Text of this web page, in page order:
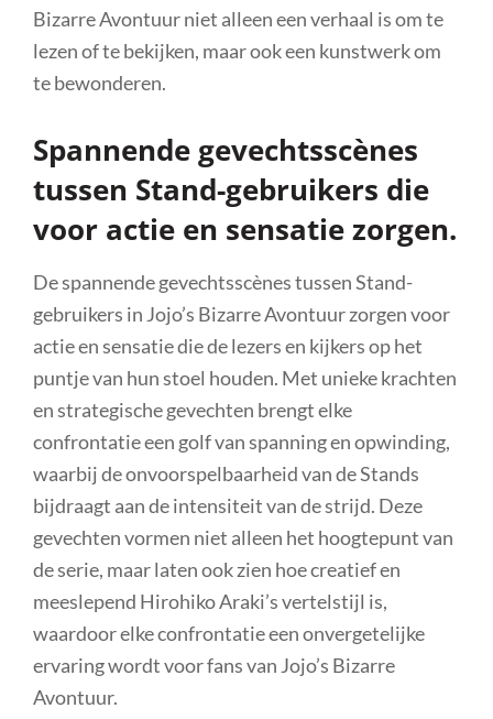
Bizarre Avontuur niet alleen een verhaal is om te
lezen of te bekijken, maar ook een kunstwerk om
te bewonderen.
Spannende gevechtsscènes
tussen Stand-gebruikers die
voor actie en sensatie zorgen.
De spannende gevechtsscènes tussen Stand-
gebruikers in Jojo’s Bizarre Avontuur zorgen voor
actie en sensatie die de lezers en kijkers op het
puntje van hun stoel houden. Met unieke krachten
en strategische gevechten brengt elke
confrontatie een golf van spanning en opwinding,
waarbij de onvoorspelbaarheid van de Stands
bijdraagt aan de intensiteit van de strijd. Deze
gevechten vormen niet alleen het hoogtepunt van
de serie, maar laten ook zien hoe creatief en
meeslepend Hirohiko Araki’s vertelstijl is,
waardoor elke confrontatie een onvergetelijke
ervaring wordt voor fans van Jojo’s Bizarre
Avontuur.